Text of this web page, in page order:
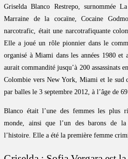
Griselda Blanco Restrepo, surnommée
Marraine de la cocaïne, Cocaine
narcotrafic, était une narcotrafiquante
Elle a joué un rôle pionnier dans le
organisé à Miami dans les années 1980 et
aurait commandité jusqu’à 200 assassinats
Colombie vers New York, Miami et le sud
par balles le 3 septembre 2012, à l’âge de 69
Blanco était l’une des femmes les plus
monde, ainsi que l’un des barons de
l’histoire. Elle a été la première femme